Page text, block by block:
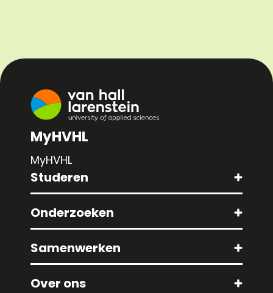
MyHVHL
MyHVHL
Studeren
Onderzoeken
Samenwerken
Over ons